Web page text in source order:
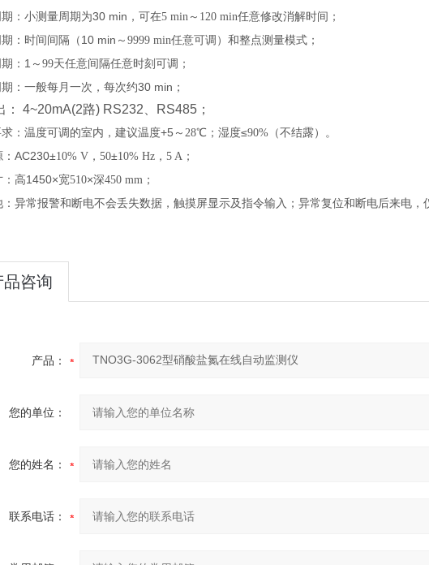
：小测量周期为30 min，可在5 min ～ 120 min任意修改消解时间 ；
：时间间隔（10 min～ 9999 min任意可调）和整点测量模式 ；
： 1～ 99天任意间隔任意时刻可调 ；
：一般每月一次，每次约30 min ；
： 4~20mA(2路) RS232、RS485 ；
：温度可调的室内，建议温度+5～ 28℃；湿度≤90% （不结露）。
AC230±10% V ， 50±10% Hz ， 5 A ；
：高1450×宽510×深450 mm ；
：异常报警和断电不会丢失数据 ， 触摸屏显示及指令输入；异常复位和断电后来电
品咨询
产品：
您的单位：
您的姓名：
联系电话：